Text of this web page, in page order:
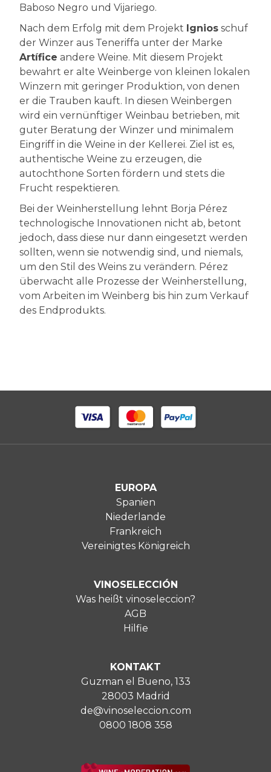
Baboso Negro und Vijariego.
Nach dem Erfolg mit dem Projekt Ignios schuf
der Winzer aus Teneriffa unter der Marke
Artífice andere Weine. Mit diesem Projekt
bewahrt er alte Weinberge von kleinen lokalen
Winzern mit geringer Produktion, von denen
er die Trauben kauft. In diesen Weinbergen
wird ein vernünftiger Weinbau betrieben, mit
guter Beratung der Winzer und minimalem
Eingriff in die Weine in der Kellerei. Ziel ist es,
authentische Weine zu erzeugen, die
autochthone Sorten fördern und stets die
Frucht respektieren.
Bei der Weinherstellung lehnt Borja Pérez
technologische Innovationen nicht ab, betont
jedoch, dass diese nur dann eingesetzt werden
sollten, wenn sie notwendig sind, und niemals,
um den Stil des Weins zu verändern. Pérez
überwacht alle Prozesse der Weinherstellung,
vom Arbeiten im Weinberg bis hin zum Verkauf
des Endprodukts.
EUROPA
Spanien
Niederlande
Frankreich
Vereinigtes Königreich
VINOSELECCIÓN
Was heißt vinoseleccion?
AGB
Hilfie
KONTAKT
Guzman el Bueno, 133
28003 Madrid
de@vinoseleccion.com
0800 1808 358